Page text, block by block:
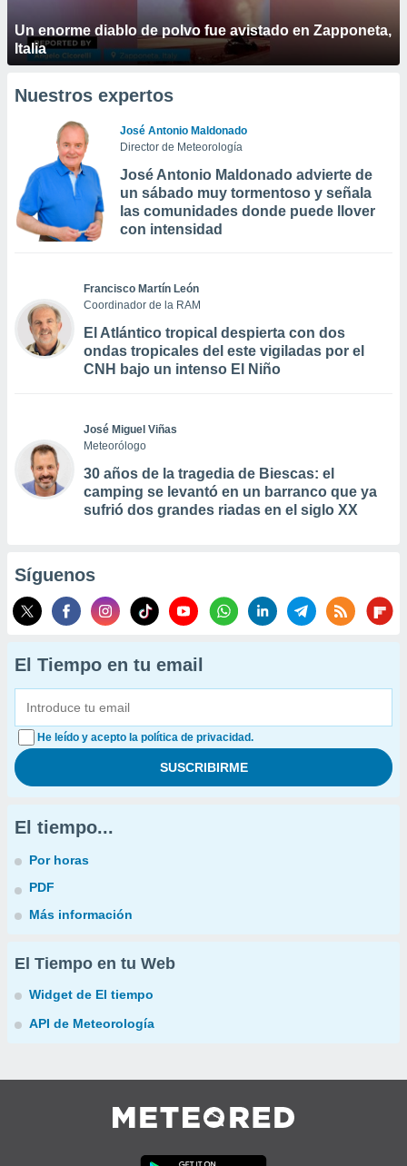
Un enorme diablo de polvo fue avistado en Zapponeta,
Italia
Nuestros expertos
José Antonio Maldonado
Director de Meteorología
José Antonio Maldonado advierte de
un sábado muy tormentoso y señala
las comunidades donde puede llover
con intensidad
Francisco Martín León
Coordinador de la RAM
El Atlántico tropical despierta con dos
ondas tropicales del este vigiladas por el
CNH bajo un intenso El Niño
José Miguel Viñas
Meteorólogo
30 años de la tragedia de Biescas: el
camping se levantó en un barranco que ya
sufrió dos grandes riadas en el siglo XX
Síguenos
El Tiempo en tu email
He leído y acepto la política de privacidad.
El tiempo...
Por horas
PDF
Más información
El Tiempo en tu Web
Widget de El tiempo
API de Meteorología